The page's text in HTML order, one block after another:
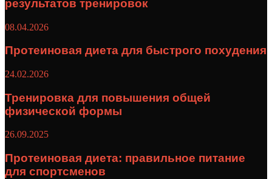
результатов тренировок
08.04.2026
Протеиновая диета для быстрого похудения
24.02.2026
Тренировка для повышения общей
физической формы
26.09.2025
Протеиновая диета: правильное питание
для спортсменов